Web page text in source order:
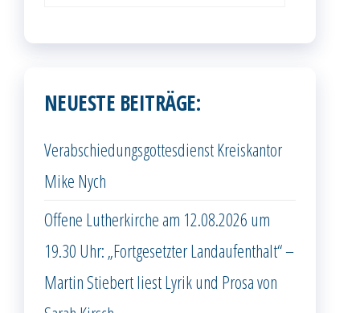
NEUESTE BEITRÄGE:
Verabschiedungsgottesdienst Kreiskantor
Mike Nych
Offene Lutherkirche am 12.08.2026 um
19.30 Uhr: „Fortgesetzter Landaufenthalt“ –
Martin Stiebert liest Lyrik und Prosa von